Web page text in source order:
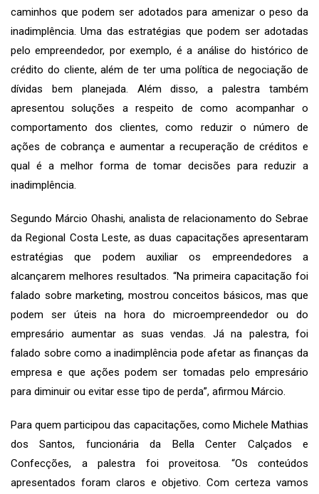
caminhos que podem ser adotados para amenizar o peso da
inadimplência. Uma das estratégias que podem ser adotadas
pelo empreendedor, por exemplo, é a análise do histórico de
crédito do cliente, além de ter uma política de negociação de
dívidas bem planejada. Além disso, a palestra também
apresentou soluções a respeito de como acompanhar o
comportamento dos clientes, como reduzir o número de
ações de cobrança e aumentar a recuperação de créditos e
qual é a melhor forma de tomar decisões para reduzir a
inadimplência.
Segundo Márcio Ohashi, analista de relacionamento do Sebrae
da Regional Costa Leste, as duas capacitações apresentaram
estratégias que podem auxiliar os empreendedores a
alcançarem melhores resultados. “Na primeira capacitação foi
falado sobre marketing, mostrou conceitos básicos, mas que
podem ser úteis na hora do microempreendedor ou do
empresário aumentar as suas vendas. Já na palestra, foi
falado sobre como a inadimplência pode afetar as finanças da
empresa e que ações podem ser tomadas pelo empresário
para diminuir ou evitar esse tipo de perda”, afirmou Márcio.
Para quem participou das capacitações, como Michele Mathias
dos Santos, funcionária da Bella Center Calçados e
Confecções, a palestra foi proveitosa. “Os conteúdos
apresentados foram claros e objetivo. Com certeza vamos